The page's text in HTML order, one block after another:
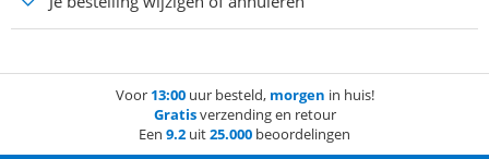
Voor 13:00uur besteld, morgen in huis!
Gratisverzending en retour
Een 9.2 uit25.000 beoordelingen